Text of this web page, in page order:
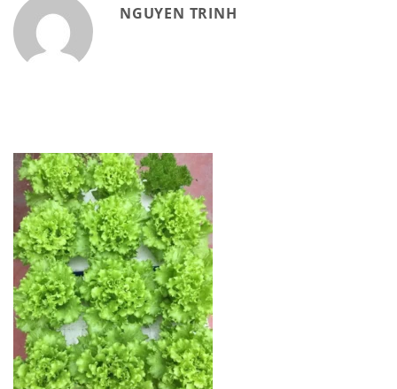
NGUYEN TRINH